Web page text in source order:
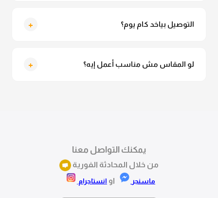
التوصيل بياخد كام يوم؟ +
لو المقاس مش مناسب أعمل إيه؟ +
يمكنك التواصل معنا
من خلال المحادثة الفورية
ماسنجر او انستاجرام